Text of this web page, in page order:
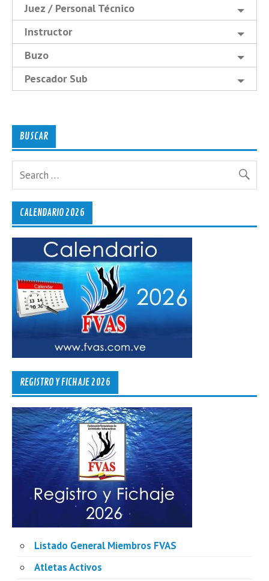
Juez / Personal Técnico
Instructor
Buzo
Pescador Sub
BUSCAR
CALENDARIO 2026
REGISTRO Y FICHAJE 2026
Listado General Miembros FVAS
Atletas Activos